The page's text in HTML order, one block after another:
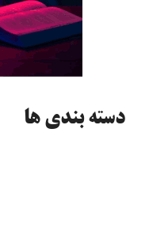
دسته‌ بندی ها